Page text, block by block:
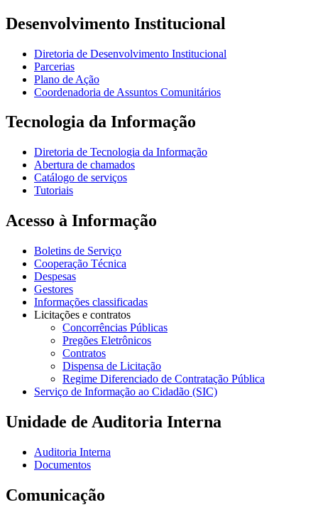
Desenvolvimento Institucional
Diretoria de Desenvolvimento Institucional
Parcerias
Plano de Ação
Coordenadoria de Assuntos Comunitários
Tecnologia da Informação
Diretoria de Tecnologia da Informação
Abertura de chamados
Catálogo de serviços
Tutoriais
Acesso à Informação
Boletins de Serviço
Cooperação Técnica
Despesas
Gestores
Informações classificadas
Licitações e contratos
Concorrências Públicas
Pregões Eletrônicos
Contratos
Dispensa de Licitação
Regime Diferenciado de Contratação Pública
Serviço de Informação ao Cidadão (SIC)
Unidade de Auditoria Interna
Auditoria Interna
Documentos
Comunicação